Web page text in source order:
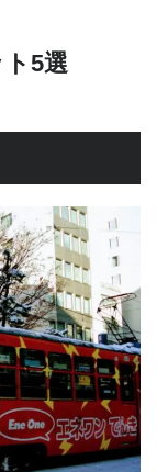
5選